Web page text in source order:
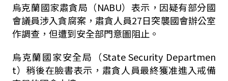
烏克蘭國家肅貪局（NABU）表示，因疑有部分國
會議員涉入貪腐案，肅貪人員27日突襲國會辦公室
作調查，但遭到安全部門意圖阻止。
烏克蘭國家安全局（State Security Departmen
t）稍後在臉書表示，肅貪人員最終獲准進入戒備